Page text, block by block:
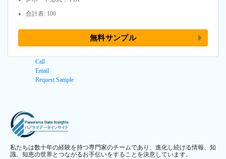
合計表: 100
無料サンプル
Call
Email
Request Sample
私たちは数十年の経験を持つ専門家のチームであり、進化し続ける情報、知
識、知恵の世界とつながるお手伝いをすることを決意しています。